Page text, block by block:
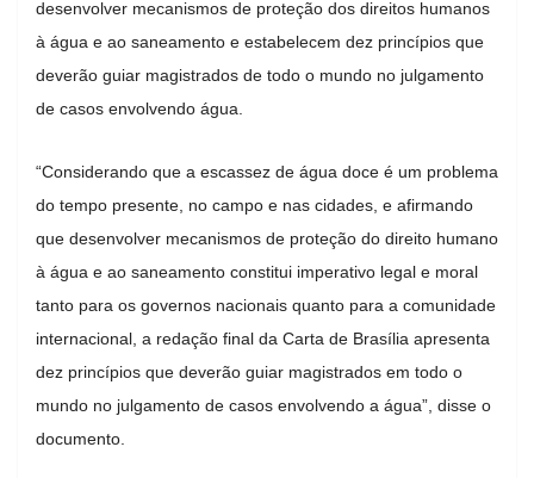
desenvolver mecanismos de proteção dos direitos humanos
à água e ao saneamento e estabelecem dez princípios que
deverão guiar magistrados de todo o mundo no julgamento
de casos envolvendo água.
“Considerando que a escassez de água doce é um problema
do tempo presente, no campo e nas cidades, e afirmando
que desenvolver mecanismos de proteção do direito humano
à água e ao saneamento constitui imperativo legal e moral
tanto para os governos nacionais quanto para a comunidade
internacional, a redação final da Carta de Brasília apresenta
dez princípios que deverão guiar magistrados em todo o
mundo no julgamento de casos envolvendo a água”, disse o
documento.